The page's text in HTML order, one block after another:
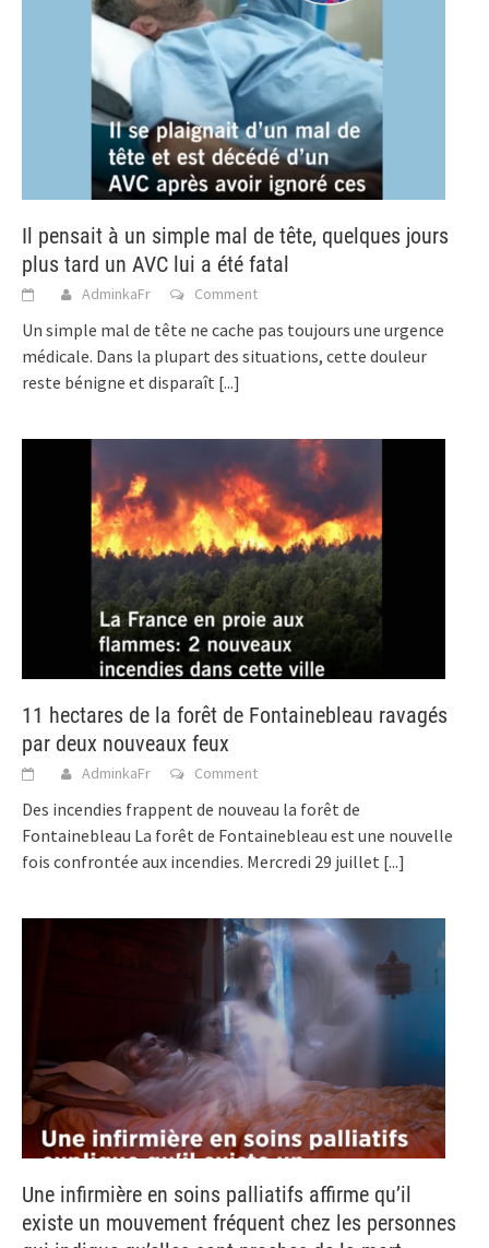
Il pensait à un simple mal de tête, quelques jours
plus tard un AVC lui a été fatal
AdminkaFr Comment
Un simple mal de tête ne cache pas toujours une urgence
médicale. Dans la plupart des situations, cette douleur
reste bénigne et disparaît [...]
11 hectares de la forêt de Fontainebleau ravagés
par deux nouveaux feux
AdminkaFr Comment
Des incendies frappent de nouveau la forêt de
Fontainebleau La forêt de Fontainebleau est une nouvelle
fois confrontée aux incendies. Mercredi 29 juillet [...]
Une infirmière en soins palliatifs affirme qu’il
existe un mouvement fréquent chez les personnes